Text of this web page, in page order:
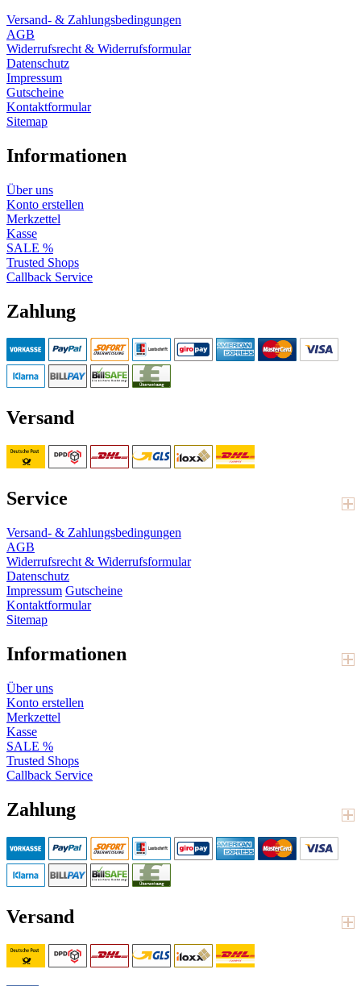
Versand- & Zahlungsbedingungen
AGB
Widerrufsrecht & Widerrufsformular
Datenschutz
Impressum
Gutscheine
Kontaktformular
Sitemap
Informationen
Über uns
Konto erstellen
Merkzettel
Kasse
SALE %
Trusted Shops
Callback Service
Zahlung
Versand
Service
Versand- & Zahlungsbedingungen
AGB
Widerrufsrecht & Widerrufsformular
Datenschutz
Impressum Gutscheine
Kontaktformular
Sitemap
Informationen
Über uns
Konto erstellen
Merkzettel
Kasse
SALE %
Trusted Shops
Callback Service
Zahlung
Versand